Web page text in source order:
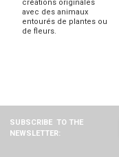
créations originales
avec des animaux
entourés de plantes ou
de fleurs.
SUBSCRIBE TO THE
NEWSLETTER: